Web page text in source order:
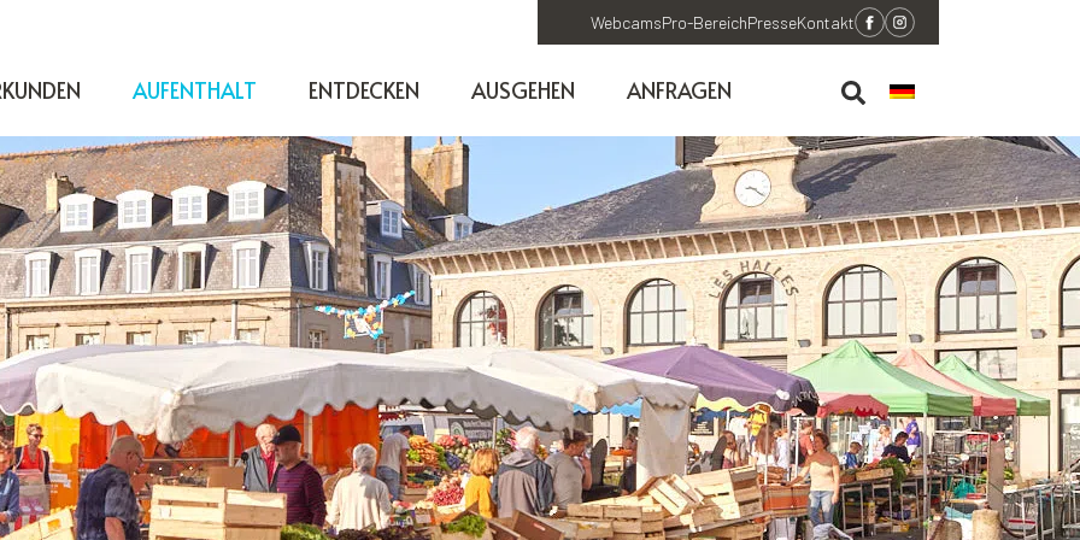
WebcamsPro-BereichPresseKontakt
AUFENTHALT ENTDECKEN AUSGEHEN ANFRAGEN